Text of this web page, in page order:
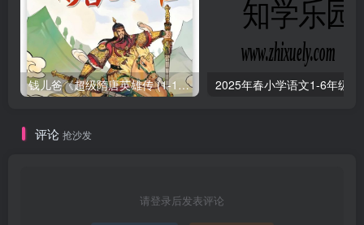
钱儿爸《超级隋唐英雄传 (1-10季) +超级隋唐英雄后传 (1-4季）
评论 抢沙发
请登录后发表评论